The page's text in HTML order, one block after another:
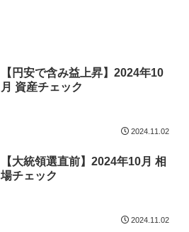
【円安で含み益上昇】2024年10
月 資産チェック
2024.11.02
【大統領選直前】2024年10月 相
場チェック
2024.11.02